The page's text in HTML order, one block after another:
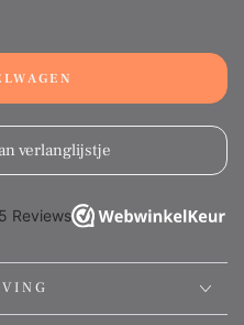
verlanglijstje